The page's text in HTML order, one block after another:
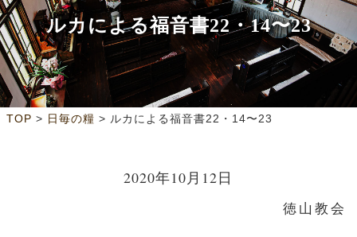
ルカによる福音書22・14〜23
TOP > 日毎の糧 > ルカによる福音書22・14〜23
2020年10月12日
徳山教会